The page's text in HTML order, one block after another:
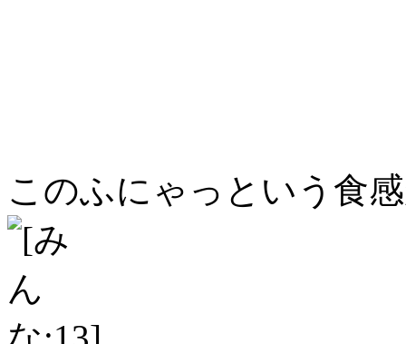
このふにゃっという食